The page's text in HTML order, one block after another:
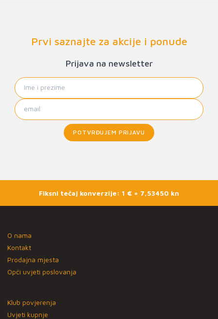
Prvi saznajte za akcije i ponude
Prijava na newsletter
POTVRĐUJEM PRIJAVU
Fiksni tečaj konverzije: 1 € = 7,53450 kn
O nama
Kontakt
Prodajna mjesta
Opći uvjeti poslovanja
Klub povjerenja
Uvjeti kupnje